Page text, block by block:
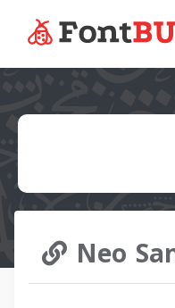
Neo